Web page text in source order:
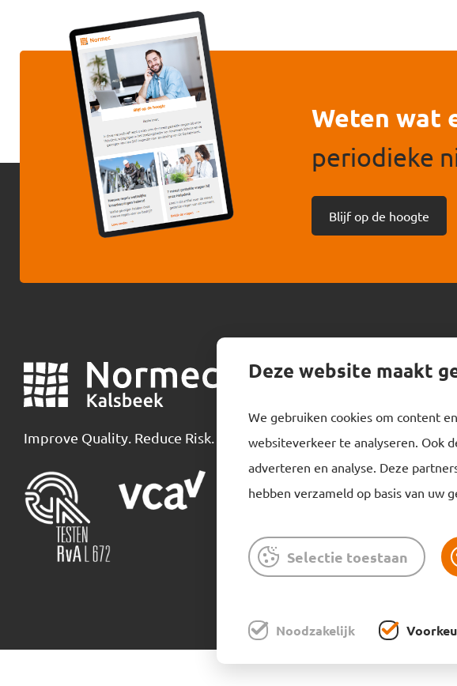
Deze website maakt
We gebruiken cookies om content
websiteverkeer te analyseren. Ook
adverteren en analyse. Deze
hebben verzameld op basis van uw
Selectie toestaan
Noodzakelijk
Weten wat
periodieke
Blijf op de hoogte
Improve Quality. Reduce Risk.
Normec Kalsbeek
Over ons
Waterbehandeling
Legionellapreventie
Inspectie binnenklimaat
Downloads